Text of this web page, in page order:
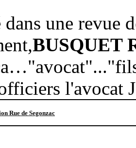
une revue
BUSQUET
l'avocat
Rue de Segonzac